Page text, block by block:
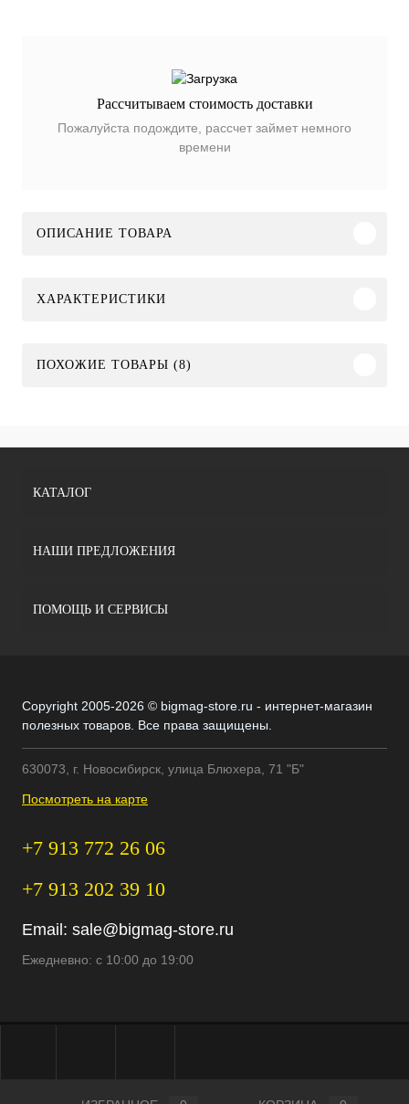
Рассчитываем стоимость доставки
Пожалуйста подождите, рассчет займет немного
времени
ОПИСАНИЕ ТОВАРА
ХАРАКТЕРИСТИКИ
ПОХОЖИЕ ТОВАРЫ (8)
КАТАЛОГ
НАШИ ПРЕДЛОЖЕНИЯ
ПОМОЩЬ И СЕРВИСЫ
Copyright 2005-2026 © bigmag-store.ru - интернет-магазин
полезных товаров. Все права защищены.
630073, г. Новосибирск, улица Блюхера, 71 "Б"
Посмотреть на карте
+7 913 772 26 06
+7 913 202 39 10
Email: sale@bigmag-store.ru
Ежедневно: с 10:00 до 19:00